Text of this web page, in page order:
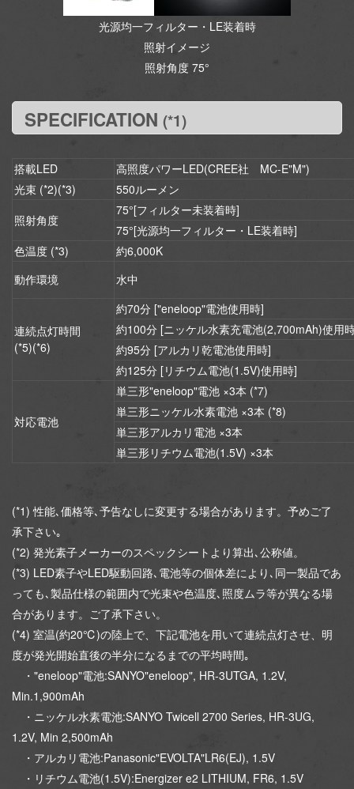
光源均一フィルター・LE装着時
照射イメージ
照射角度 75°
SPECIFICATION (*1)
搭載LED
高照度パワーLED(CREE社 MC-E"M")
光束 (*2)(*3)
550ルーメン
照射角度
75°[フィルター未装着時]
75°[光源均一フィルター・LE装着時]
色温度 (*3)
約6,000K
動作環境
水中
連続点灯時間
(*5)(*6)
約70分 ["eneloop"電池使用時]
約100分 [ニッケル水素充電池(2,700mAh)使用
約95分 [アルカリ乾電池使用時]
約125分 [リチウム電池(1.5V)使用時]
対応電池
単三形"eneloop"電池 ×3本 (*7)
単三形ニッケル水素電池 ×3本 (*8)
単三形アルカリ電池 ×3本
単三形リチウム電池(1.5V) ×3本
(*1) 性能､価格等､予告なしに変更する場合があります。予めご了
承下さい｡
(*2) 発光素子メーカーのスペックシートより算出､公称値。
(*3) LED素子やLED駆動回路､電池等の個体差により､同一製品であ
っても､製品仕様の範囲内で光束や色温度､照度ムラ等が異なる場
合があります。ご了承下さい。
(*4) 室温(約20℃)の陸上で、下記電池を用いて連続点灯させ、明
度が発光開始直後の半分になるまでの平均時間｡
・"eneloop"電池:SANYO"eneloop", HR-3UTGA, 1.2V,
Min.1,900mAh
・ニッケル水素電池:SANYO Twicell 2700 Series, HR-3UG,
1.2V, Min 2,500mAh
・アルカリ電池:Panasonic"EVOLTA"LR6(EJ), 1.5V
・リチウム電池(1.5V):Energizer e2 LITHIUM, FR6, 1.5V